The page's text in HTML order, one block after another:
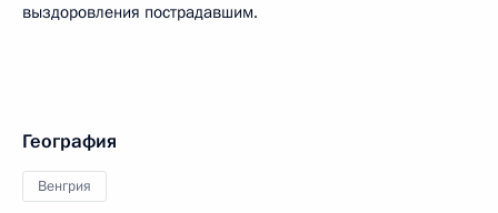
выздоровления пострадавшим.
География
Венгрия